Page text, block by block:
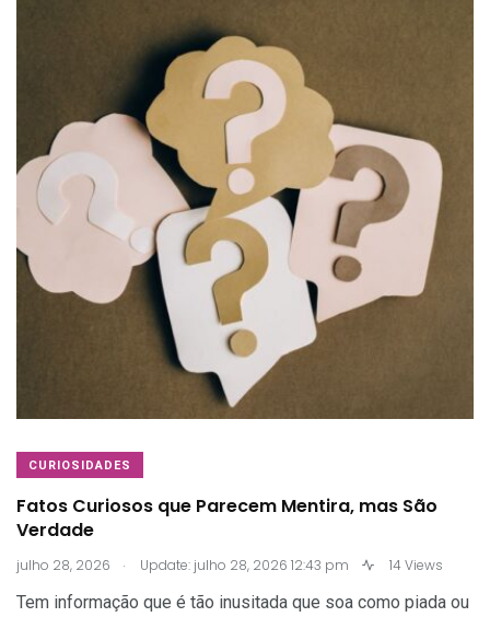
CURIOSIDADES
Fatos Curiosos que Parecem Mentira, mas São
Verdade
julho 28, 2026 . Update: julho 28, 2026 12:43 pm 14 Views
Tem informação que é tão inusitada que soa como piada ou